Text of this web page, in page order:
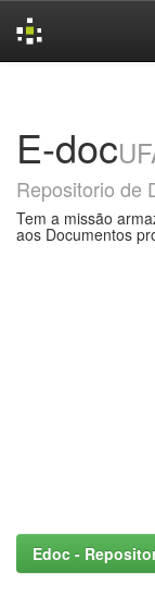
E-doc
Repositorio de
Tem a missão
aos Documentos
Edoc -